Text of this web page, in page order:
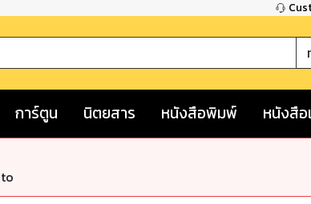
การ์ตูน นิตยสาร หนังสือพิมพ์ หนังสือ